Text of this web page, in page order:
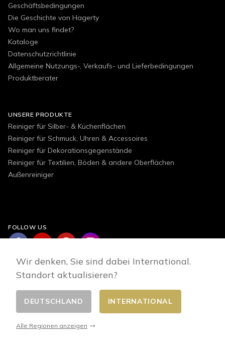
Geschäftsbedingungen
Die Geschichte von Hagerty
Wo man uns findet?
Kataloge
Datenschutzrichtlinie
Allgemeine Nutzungs-, Verkaufs- und Lieferbedingungen
Produktberater
UNSERE PRODUKTE
Reiniger für Silber- & Küchenflächen
Reiniger für Schmuck, Uhren & Accessoires
Reiniger für Dekorationsgegenstände
Reiniger für Textilien, Böden & andere Oberflächen
Außenreiniger
FOLLOW US
Land wählen
Wir denken, Sie sind dabei International.
Standort aktualisieren?
DEUTSCHLAND INTERNATIONAL
Alle Regionen anzeigen